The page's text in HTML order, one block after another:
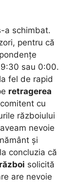
a schimbat.
pentru că
sau 0:00.
fel de rapid
retragerea
cu
războiului
nevoie
și
concluzia că
solicită
are nevoie